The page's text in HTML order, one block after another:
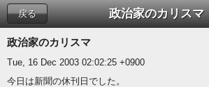
政治家のカリスマ
戻る
政治家のカリスマ
Tue, 16 Dec 2003 02:02:25 +0900
今日は新聞の休刊日でした。